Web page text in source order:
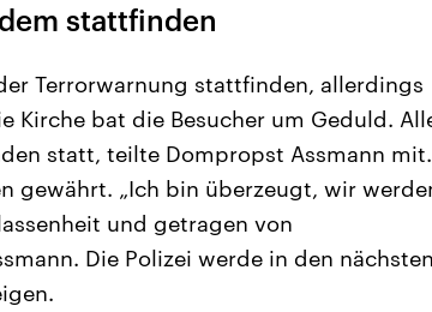
stattfinden
Terrorwarnung stattfinden, allerdings
Kirche bat die Besucher um Geduld.
statt, teilte Dompropst Assmann mit.
gewährt. „Ich bin überzeugt, wir
und getragen von
Die Polizei werde in den nächsten